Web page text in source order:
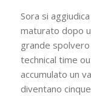
Sora si
maturato dopo
grande
technical time
accumulato un
diventano